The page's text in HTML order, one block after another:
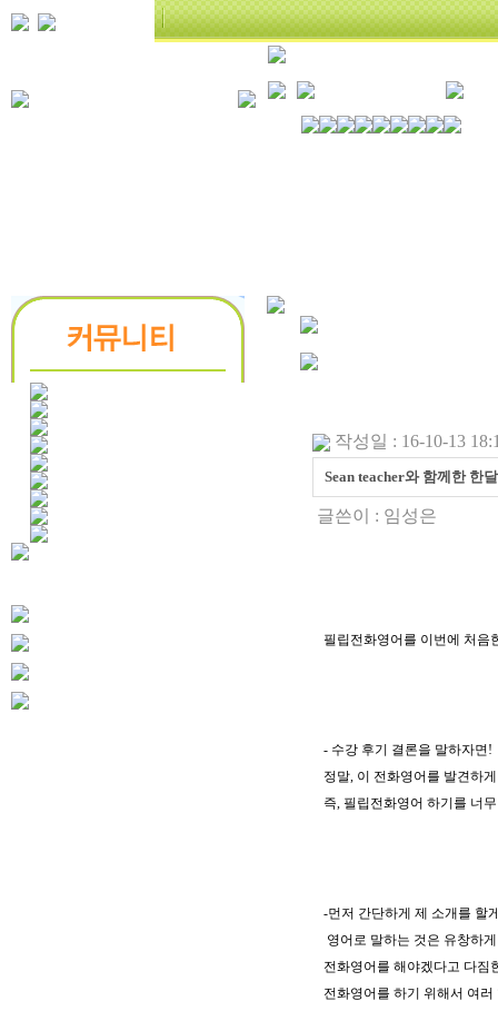
작성일 : 16-10-13
Sean teacher와 함께한 한
글쓴이 : 임성은
필립전화영어를 이번에 처음
- 수강 후기 결론을 말하자면!
정말, 이 전화영어를 발견하
즉, 필립전화영어 하기를 너
-먼저 간단하게 제 소개를 할
영어로 말하는 것은 유창하
전화영어를 해야겠다고 다짐
전화영어를 하기 위해서 여